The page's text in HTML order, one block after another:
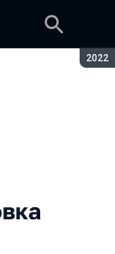
2022